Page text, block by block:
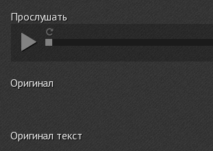
Прослушать
Оригинал
Оригинал текст